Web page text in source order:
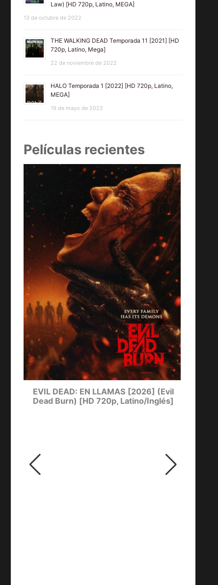
Law) [HD 720p, Latino, MEGA]
13 de octubre de 2022
THE WALKING DEAD Temporada 11 [2021] [HD
720p, Latino, Mega]
22 de noviembre de 2022
HALO Temporada 1 [2022] [HD 720p, Latino,
MEGA]
19 de mayo de 2022
Películas recientes
EVIL DEAD: EN LLAMAS [2026] (Evil
Dead Burn) [HD 720p, Latino/Inglés]